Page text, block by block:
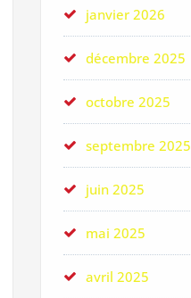
janvier 2026
décembre 2025
octobre 2025
septembre 2025
juin 2025
mai 2025
avril 2025